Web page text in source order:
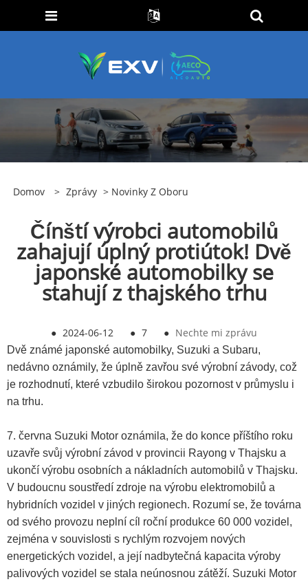
Domov > Zprávy > Novinky Z Oboru
Čínští výrobci automobilů
zahajují úplný protiútok! Dvě
japonské automobilky se
stahují z thajského trhu
● 2024-06-12 ● 7 ● Nechte mi zprávu
Dvě známé japonské automobilky, Suzuki a Subaru,
nedávno oznámily, že úplně zavřou své výrobní závody, což
je rozhodnutí, které vzbudilo širokou pozornost v průmyslu i
na trhu.
7. června Suzuki Motor oznámila, že do konce příštího roku
uzavře svůj výrobní závod v provincii Rayong v Thajsku a
ukončí výrobu osobních a nákladních automobilů v Thajsku.
V budoucnu soustředí zdroje na výrobu elektromobilů a
hybridních vozidel v jiných regionech. Rozumí se, že továrna
od svého provozu neplní cíl roční produkce 60 000 vozidel,
zejména v souvislosti s rychlým rozvojem nových
energetických vozidel, a její nadbytečná kapacita výroby
palivových vozidel se stala neúnosnou zátěží. Suzuki Motor